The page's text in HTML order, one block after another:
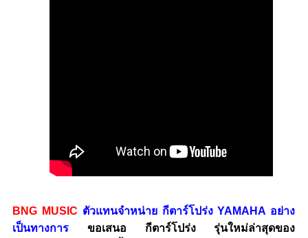
BNG MUSIC ตัวแทนจำหน่าย กีตาร์โปร่ง YAMAHA อย่าง
เป็นทางการ ขอเสนอ กีตาร์โปร่ง รุ่นใหม่ล่าสุดของ